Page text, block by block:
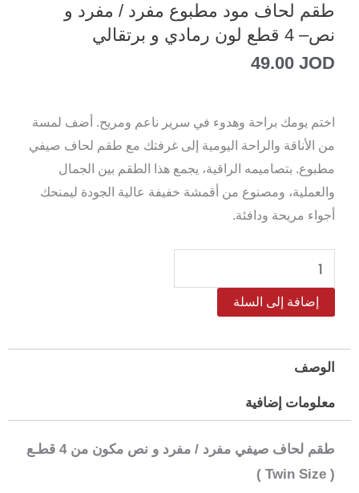
طقم لحاف مود مطبوع مفرد / مفرد و
نص– 4 قطع لون رمادي و برتقالي
49.00 JOD
اختم يومك براحة وهدوء في سرير ناعم ومريح. أضف لمسة
من الأناقة والراحة اليومية إلى غرفتك مع طقم لحاف صيفي
مطبوع. بتصاميمه الراقية، يجمع هذا الطقم بين الجمال
والعملية، ومصنوع من أقمشة خفيفة عالية الجودة ليمنحك
أجواء مريحة ودافئة.
كمية
طقم
لحاف
مطبوع
/
نص–
إضافة إلى السلة
الوصف
معلومات إضافية
طقم لحاف صيفي مفرد / مفرد و نص مكون من 4 قطـع
( Twin Size )